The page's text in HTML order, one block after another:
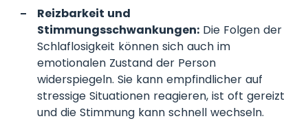
Reizbarkeit und
Stimmungsschwankungen: Die Folgen der
Schlaflosigkeit können sich auch im
emotionalen Zustand der Person
widerspiegeln. Sie kann empfindlicher auf
stressige Situationen reagieren, ist oft gereizt
und die Stimmung kann schnell wechseln.